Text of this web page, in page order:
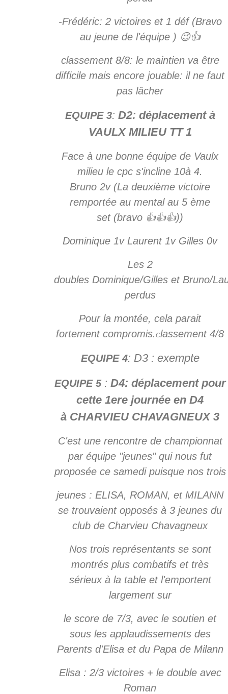
-Frédéric: 2 victoires et 1 déf (Bravo
au jeune de l'équipe ) 😉👍
classement 8/8: le maintien va être
difficile mais encore jouable: il ne faut
pas lâcher
EQUIPE 3: D2: déplacement à
VAULX MILIEU TT 1
Face à une bonne équipe de Vaulx
milieu le cpc s'incline 10à 4.
Bruno 2v (La deuxième victoire
remportée au mental au 5 ème
set (bravo 👍👍👍))
Dominique 1v Laurent 1v Gilles 0v
Les 2
doubles Dominique/Gilles et Bruno/
perdus
Pour la montée, cela parait
fortement compromis. Classement 4/8
EQUIPE 4: D3 : exempte
EQUIPE 5: D4: déplacement pour
cette 1ere journée en D4
à CHARVIEU CHAVAGNEUX 3
C'est une rencontre de championnat
par équipe "jeunes" qui nous fut
proposée ce samedi puisque nos trois
jeunes : ELISA, ROMAN, et MILANN
se trouvaient opposés à 3 jeunes du
club de Charvieu Chavagneux
Nos trois représentants se sont
montrés plus combatifs et très
sérieux à la table et l'emportent
largement sur
le score de 7/3, avec le soutien et
sous les applaudissements des
Parents d'Elisa et du Papa de Milann
Elisa : 2/3 victoires + le double avec
Roman